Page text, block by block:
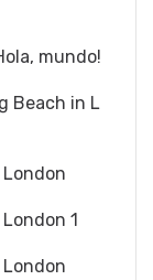
mundo!
Beach in L
1